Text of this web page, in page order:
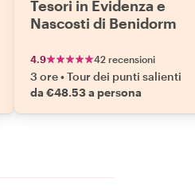
Tesori in Evidenza e
Nascosti di Benidorm
4.9 42 recensioni
3 ore•Tour dei punti salienti
da €48.53 a persona